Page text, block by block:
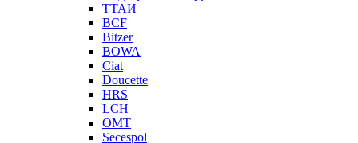
ТТАИ
BCF
Bitzer
BOWA
Ciat
Doucette
HRS
LCH
OMT
Secespol